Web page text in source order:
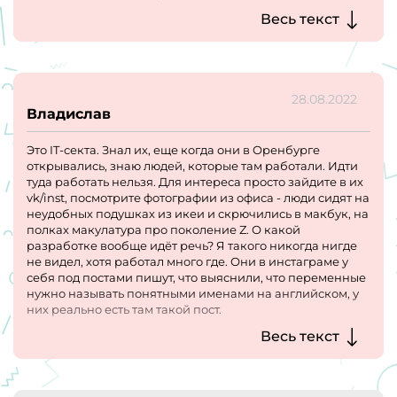
Весь текст
28.08.2022
Владислав
Это IT-секта. Знал их, еще когда они в Оренбурге
открывались, знаю людей, которые там работали. Идти
туда работать нельзя. Для интереса просто зайдите в их
vk/inst, посмотрите фотографии из офиса - люди сидят на
неудобных подушках из икеи и скрючились в макбук, на
полках макулатура про поколение Z. О какой
разработке вообще идёт речь? Я такого никогда нигде
не видел, хотя работал много где. Они в инстаграме у
себя под постами пишут, что выяснили, что переменные
нужно называть понятными именами на английском, у
них реально есть там такой пост.
Зашел чисто узнать, был ли с 2016 года релиз их проекта.
Как выяснилось, нет, они уже 6 лет пытаются всем
показать хайлоад на PHP. Что ж, удачи.
В ОГУ, кстати, куда они постоянно приходили раньше
набирать студентов, слава об этой шараге до сих пор
Весь текст